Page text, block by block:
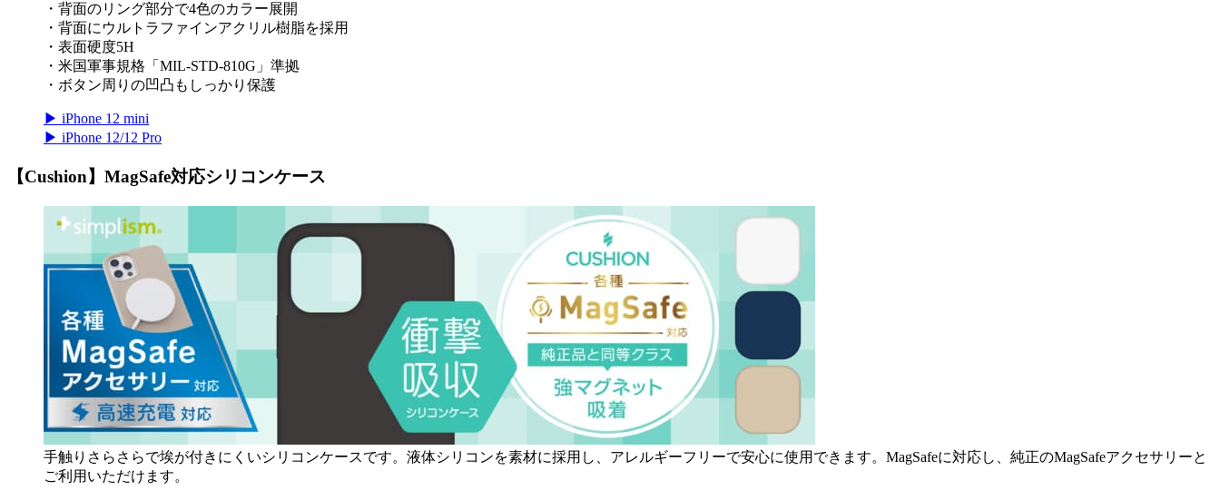
・背面のリング部分で4色のカラー展開
・背面にウルトラファインアクリル樹脂を採用
・表面硬度5H
・米国軍事規格「MIL-STD-810G」準拠
・ボタン周りの凹凸もしっかり保護
▶ iPhone 12 mini
▶ iPhone 12/12 Pro
【Cushion】MagSafe対応シリコンケース
手触りさらさらで埃が付きにくいシリコンケースです。液体シリコンを素材に採用し、アレルギーフリーで安心に使用できます。MagSafeに対応し、純正のMagSafeアクセサリーと
ご利用いただけます。